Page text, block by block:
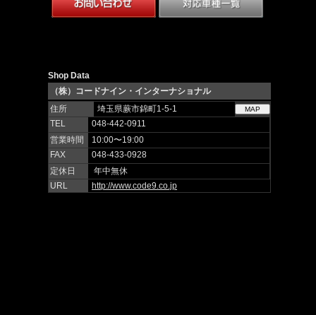
Shop Data
（株）コードナイン・インターナショナル
住所
埼玉県蕨市錦町1-5-1
TEL
048-442-0911
営業時間
10:00〜19:00
FAX
048-433-0928
定休日
年中無休
URL
http://www.code9.co.jp